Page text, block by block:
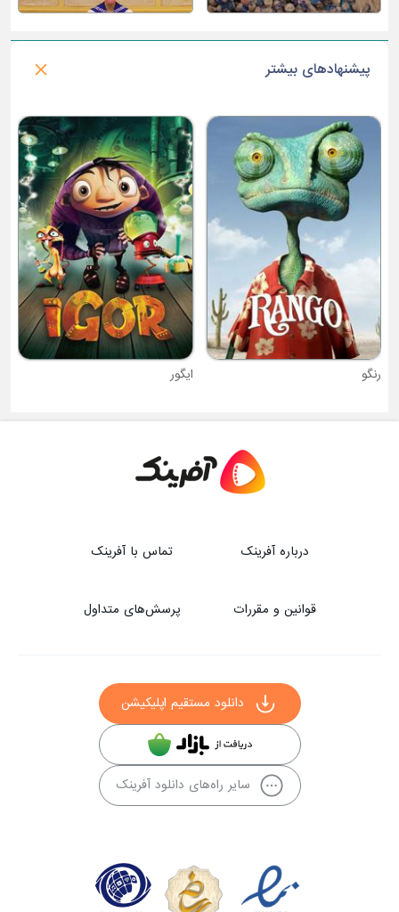
پیشنهادهای بیشتر
رنگو ایگور
درباره آفرینک تماس با آفرینک
قوانین و مقررات پرسش‌های متداول
دانلود مستقیم اپلیکیشن
سایر راه‌های دانلود آفرینک